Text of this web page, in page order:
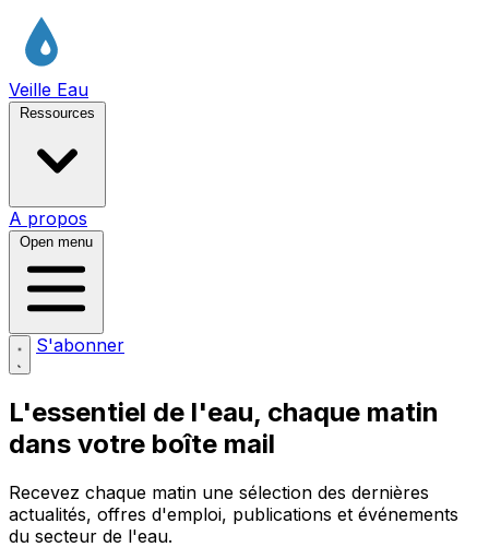
Veille Eau
Ressources
A propos
Open menu
S'abonner
L'essentiel de l'eau, chaque matin
dans votre boîte mail
Recevez chaque matin une sélection des dernières
actualités, offres d'emploi, publications et événements
du secteur de l'eau.